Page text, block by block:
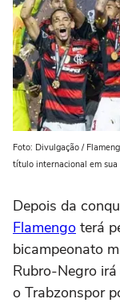
Foto: Divulgação /
título internacional em
Depois da
Flamengo terá
bicampeonato
Rubro-Negro
o Trabzonspor